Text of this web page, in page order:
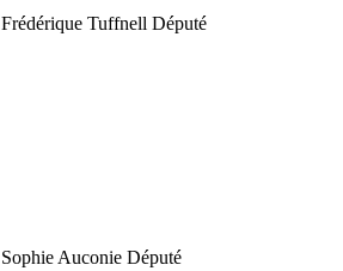
Frédérique Tuffnell Député
Sophie Auconie Député